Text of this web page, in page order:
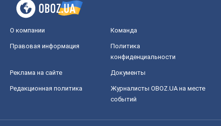
О компании Команда
Правовая информация
Политика
конфиденциальности
Реклама на сайте Документы
Редакционная политика
Журналисты OBOZ.UA на месте
событий